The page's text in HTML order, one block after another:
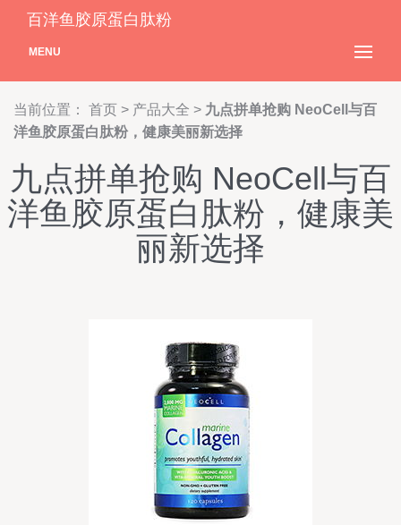
百洋鱼胶原蛋白肽粉
MENU
当前位置： 首页 > 产品大全 > 九点拼单抢购 NeoCell与百
洋鱼胶原蛋白肽粉，健康美丽新选择
九点拼单抢购 NeoCell与百
洋鱼胶原蛋白肽粉，健康美
丽新选择